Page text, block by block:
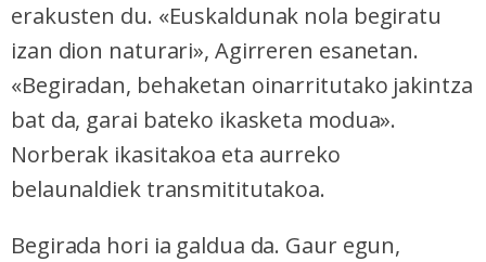
erakusten du. «Euskaldunak nola begiratu
izan dion naturari», Agirreren esanetan.
«Begiradan, behaketan oinarritutako jakintza
bat da, garai bateko ikasketa modua».
Norberak ikasitakoa eta aurreko
belaunaldiek transmititutakoa.
Begirada hori ia galdua da. Gaur egun,